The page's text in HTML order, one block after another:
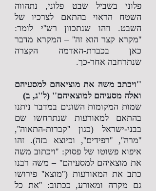
פלוני בשביל שבט פלוני, נתהווה
השטח הראוי בהתאם לצרכיו של
השבט. וזהו שנתכוון רש''י לומר:
''מקרא קצר הוא זה'' – המקרא מדבר
כאן בכברת-האדמה הקצרה
שנתרחבה אחר-כך.
''ויכתב משה את מוציאהם למסעיהם
ואלה מסעיהם למוצאיהם'' (ל''ג, ב)
שמות המקומות השונים במדבר ניתנו
בהתאם למאורעות שנתרחשו שם
בבני-ישראל (כגון ''קברות-התאוה'',
''מרה'', ''רפידים'', וכיוצא בזה). זהו
איפוא פשוטו של פסוק: ''ויכתוב משה
את מוצאיהם למסעיהם'' – משה רבנו
כתב את המאורעות (''מוצא'' פירושו
גם מקרה ומאורע, ככתוב: ''את כל